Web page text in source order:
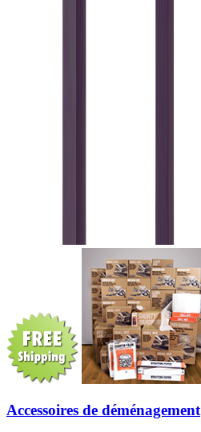
Accessoires de déménagement